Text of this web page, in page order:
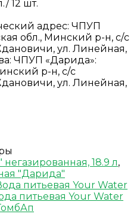
12 шт.
адрес: ЧПУП
обл., Минский р-н, с/с
ул. Линейная,
ЧПУП «Дарида»:
р-н, с/с
ул. Линейная,
18.9 л,
"Дарида"
питьевая Your Water
питьевая Your Water